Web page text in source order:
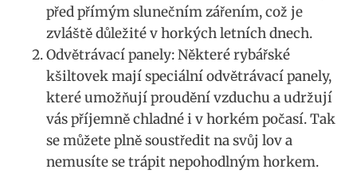
před přímým ⁣slunečním ⁢zářením, ‌což je
zvláště důležité⁣ v ​horkých letních dnech.
Odvětrávací panely: Některé rybářské‍
kšiltovek mají speciální odvětrávací panely,
které⁢ umožňují proudění vzduchu a udržují
vás příjemně chladné i v horkém ​počasí. ​Tak
se můžete plně soustředit na⁢ svůj lov a
nemusíte se⁢ trápit⁤ nepohodlným ​horkem.